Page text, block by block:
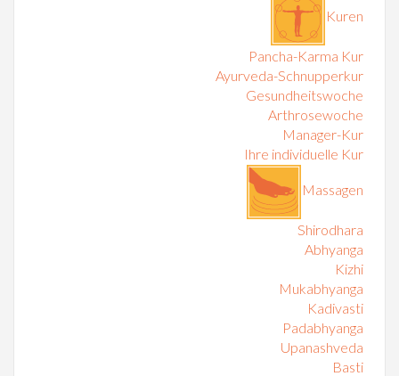
Kuren
Pancha-Karma Kur
Ayurveda-Schnupperkur
Gesundheitswoche
Arthrosewoche
Manager-Kur
Ihre individuelle Kur
Massagen
Shirodhara
Abhyanga
Kizhi
Mukabhyanga
Kadivasti
Padabhyanga
Upanashveda
Basti